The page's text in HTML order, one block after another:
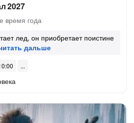
2027
время года
лед, он приобретает поистине